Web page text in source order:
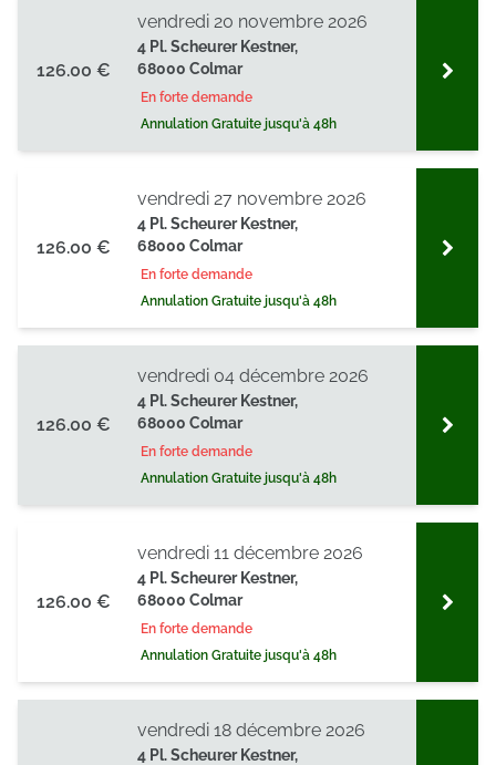
126.00 €
4 Pl. Scheurer Kestner,
68000 Colmar
En forte demande
Annulation Gratuite jusqu'à 48h
vendredi 20 novembre 2026
126.00 €
4 Pl. Scheurer Kestner,
68000 Colmar
En forte demande
Annulation Gratuite jusqu'à 48h
vendredi 27 novembre 2026
126.00 €
4 Pl. Scheurer Kestner,
68000 Colmar
En forte demande
Annulation Gratuite jusqu'à 48h
vendredi 04 décembre 2026
126.00 €
4 Pl. Scheurer Kestner,
68000 Colmar
En forte demande
Annulation Gratuite jusqu'à 48h
vendredi 11 décembre 2026
4 Pl. Scheurer Kestner,
vendredi 18 décembre 2026